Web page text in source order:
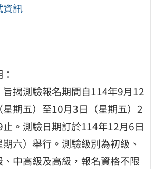
資訊
旨揭測驗報名期間自114年9月12
星期五）至10月3日（星期五）2
。測驗日期訂於114年12月6日
期六）舉行。測驗級別為初級、
、中高級及高級，報名資格不限